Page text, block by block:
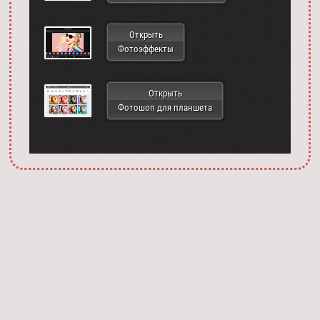
Запустить фотошоп
Открыть
Фотоэффекты
Открыть
Фотошоп для планшета